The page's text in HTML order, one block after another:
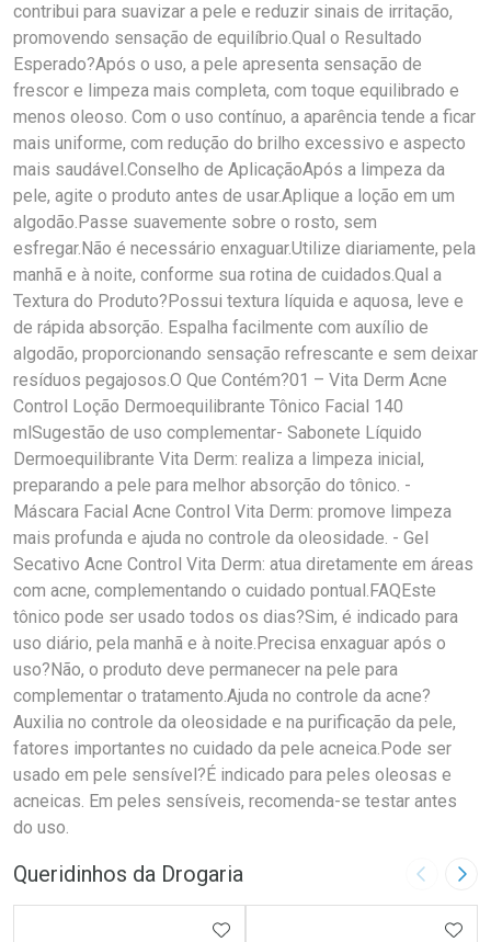
contribui para suavizar a pele e reduzir sinais de irritação,
promovendo sensação de equilíbrio.Qual o Resultado
Esperado?Após o uso, a pele apresenta sensação de
frescor e limpeza mais completa, com toque equilibrado e
menos oleoso. Com o uso contínuo, a aparência tende a ficar
mais uniforme, com redução do brilho excessivo e aspecto
mais saudável.Conselho de AplicaçãoApós a limpeza da
pele, agite o produto antes de usar.Aplique a loção em um
algodão.Passe suavemente sobre o rosto, sem
esfregar.Não é necessário enxaguar.Utilize diariamente, pela
manhã e à noite, conforme sua rotina de cuidados.Qual a
Textura do Produto?Possui textura líquida e aquosa, leve e
de rápida absorção. Espalha facilmente com auxílio de
algodão, proporcionando sensação refrescante e sem deixar
resíduos pegajosos.O Que Contém?01 – Vita Derm Acne
Control Loção Dermoequilibrante Tônico Facial 140
mlSugestão de uso complementar- Sabonete Líquido
Dermoequilibrante Vita Derm: realiza a limpeza inicial,
preparando a pele para melhor absorção do tônico. -
Máscara Facial Acne Control Vita Derm: promove limpeza
mais profunda e ajuda no controle da oleosidade. - Gel
Secativo Acne Control Vita Derm: atua diretamente em áreas
com acne, complementando o cuidado pontual.FAQEste
tônico pode ser usado todos os dias?Sim, é indicado para
uso diário, pela manhã e à noite.Precisa enxaguar após o
uso?Não, o produto deve permanecer na pele para
complementar o tratamento.Ajuda no controle da acne?
Auxilia no controle da oleosidade e na purificação da pele,
fatores importantes no cuidado da pele acneica.Pode ser
usado em pele sensível?É indicado para peles oleosas e
acneicas. Em peles sensíveis, recomenda-se testar antes
do uso.
Queridinhos da Drogaria Imagem
ADICIONAR AOS FAVORITOS